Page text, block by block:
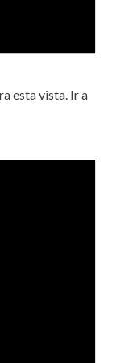
esta vista. Ir a